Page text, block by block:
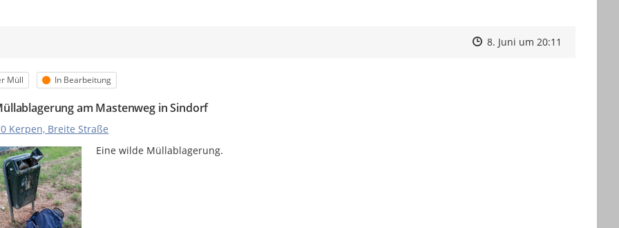
Zeitpunkt des Erstellens
Zeitpunkt des Erstellens
8. Juni um 20:11
Müll Status
In Bearbeitung
am Mastenweg in Sindorf
Kerpen, Breite Straße
Eine wilde Müllablagerung.